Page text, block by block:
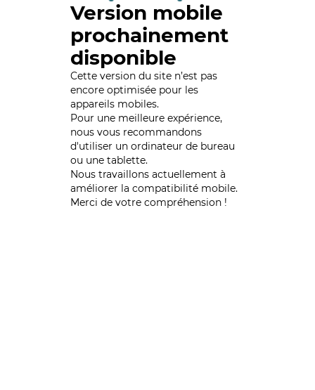
Version mobile
prochainement
disponible
Cette version du site n’est pas
encore optimisée pour les
appareils mobiles.
Pour une meilleure expérience,
nous vous recommandons
d'utiliser un ordinateur de bureau
ou une tablette.
Nous travaillons actuellement à
améliorer la compatibilité mobile.
Merci de votre compréhension !